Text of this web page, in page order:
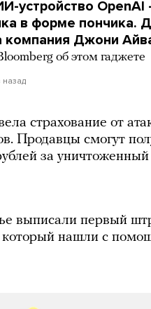
устройство OpenAI
в форме пончика.
компания Джони
об этом гаджете
назад
страхование от
Продавцы смогут
за уничтоженный
выписали первый
который нашли с